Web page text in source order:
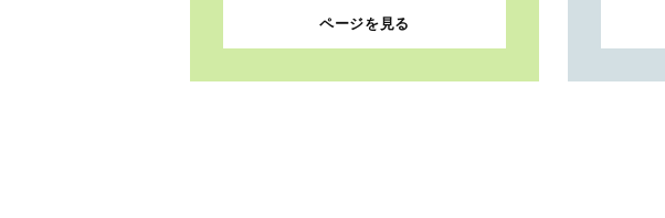
ページを見る